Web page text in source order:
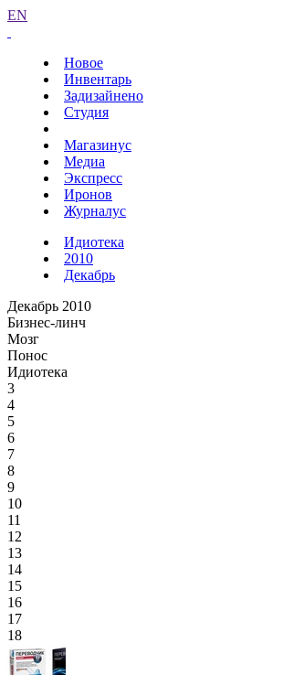
EN
Новое
Инвентарь
Задизайнено
Студия
Магазинус
Медиа
Экспресс
Иронов
Журналус
Идиотека
2010
Декабрь
Декабрь 2010
Бизнес-линч
Мозг
Понос
Идиотека
3
4
5
6
7
8
9
10
11
12
13
14
15
16
17
18